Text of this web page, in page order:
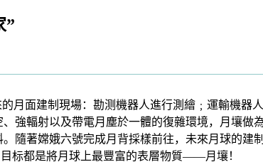
”
面建制現場：勘测機器人進行測繪﹔運輸機器
輻射以及帶電月塵於一體的復雜環境，月壤做
隨著嫦娥六號完成月背採樣前往，未來月球的
标都是將月球上最豐富的表層物質——月壤！